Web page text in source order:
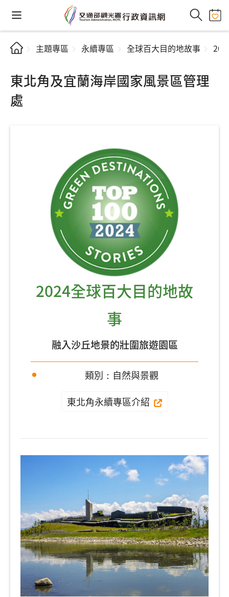
主題專區 永續專區 全球百大目的地故事
東北角及宜蘭海岸國家風景區管理
處
2024全球百大目的地故
事
融入沙丘地景的壯圍旅遊園區
類別：自然與景觀
東北角永續專區介紹